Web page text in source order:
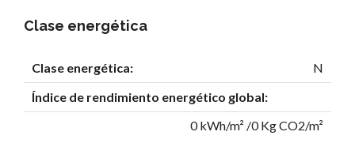
Clase energética
Clase energética:
N
Índice de rendimiento energético global:
0 kWh/m² /0 Kg CO2/m²